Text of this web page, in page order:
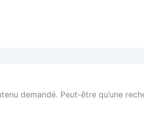
demandé. Peut-être qu’une